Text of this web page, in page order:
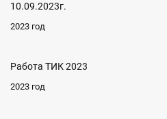
10.09.2023г.
2023 год
Работа ТИК 2023
2023 год